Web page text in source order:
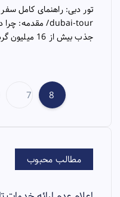
تور دبی: راهنمای کامل
/dubai-tour مقدمه: چرا دبی مقصد رویایی‌ست؟
جذب بیش از 16 میلیون گردشگر در سال 2024، یکی از…
7 8
مطالب محبوب